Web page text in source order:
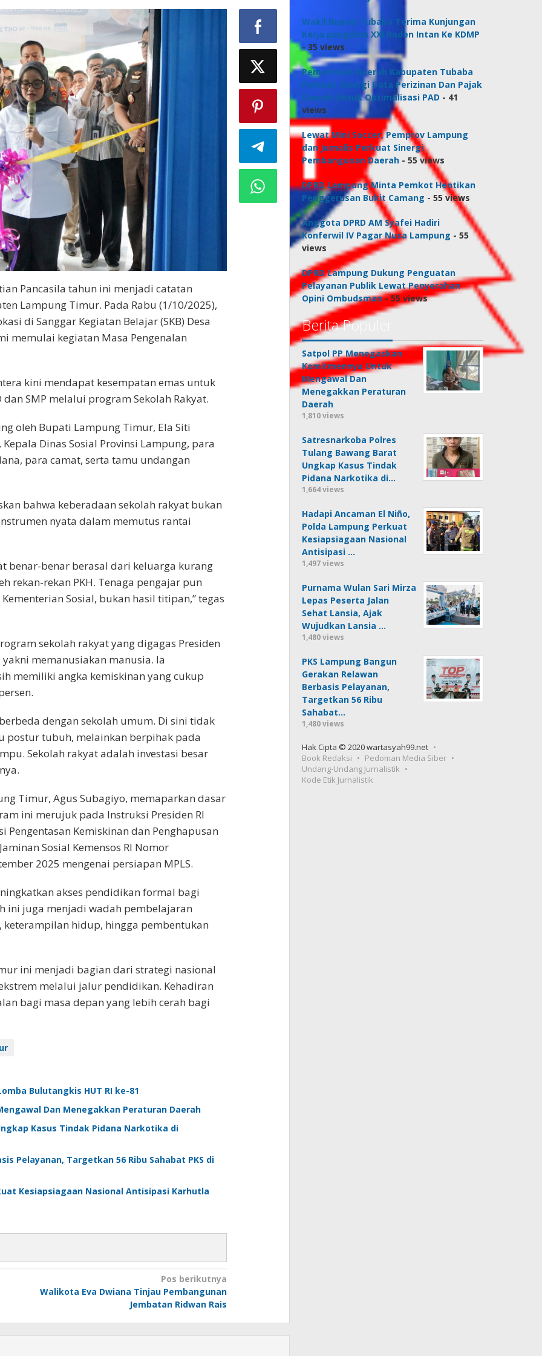
Pancasila tahun ini menjadi catatan
Lampung Timur. Pada Rabu (1/10/2025),
di Sanggar Kegiatan Belajar (SKB) Desa
memulai kegiatan Masa Pengenalan
kini mendapat kesempatan emas untuk
SMP melalui program Sekolah Rakyat.
oleh Bupati Lampung Timur, Ela Siti
Dinas Sosial Provinsi Lampung, para
para camat, serta tamu undangan
bahwa keberadaan sekolah rakyat bukan
nyata dalam memutus rantai
benar-benar berasal dari keluarga kurang
rekan-rekan PKH. Tenaga pengajar pun
Sosial, bukan hasil titipan,” tegas
sekolah rakyat yang digagas Presiden
memanusiakan manusia. Ia
memiliki angka kemiskinan yang cukup
dengan sekolah umum. Di sini tidak
postur tubuh, melainkan berpihak pada
Sekolah rakyat adalah investasi besar
Timur, Agus Subagiyo, memaparkan dasar
ini merujuk pada Instruksi Presiden RI
Kemiskinan dan Penghapusan
Sosial Kemensos RI Nomor
2025 mengenai persiapan MPLS.
akses pendidikan formal bagi
ini juga menjadi wadah pembelajaran
hidup, hingga pembentukan
ini menjadi bagian dari strategi nasional
melalui jalur pendidikan. Kehadiran
bagi masa depan yang lebih cerah bagi
Bulutangkis HUT RI ke-81
Dan Menegakkan Peraturan Daerah
Kasus Tindak Pidana Narkotika di
Pelayanan, Targetkan 56 Ribu Sahabat PKS di
Kesiapsiagaan Nasional Antisipasi Karhutla
Pos berikutnya
Walikota Eva Dwiana Tinjau Pembangunan
Jembatan Ridwan Rais
Wakil Bupati Tubaba Terima Kunjungan
Kerja pangdam XXI Raden Intan Ke KDMP
- 35 views
Pemerintah Daerah Kabupaten Tubaba
Perkuat Sinergi Data Perizinan Dan Pajak
Daerah Untuk Optimalisasi PAD - 41
views
Lewat Mini Soccer, Pemprov Lampung
dan Jurnalis Perkuat Sinergi
Pembangunan Daerah - 55 views
DPRD Lampung Minta Pemkot Hentikan
Penggerusan Bukit Camang - 55 views
Anggota DPRD AM Syafei Hadiri
Konferwil IV Pagar Nusa Lampung - 55
views
DPRD Lampung Dukung Penguatan
Pelayanan Publik Lewat Penyerahan
Opini Ombudsman- 55 views
Berita Populer
Satpol PP Menegaskan
Komitmennya Untuk
Mengawal Dan
Menegakkan Peraturan
Daerah
1,810 views
Satresnarkoba Polres
Tulang Bawang Barat
Ungkap Kasus Tindak
Pidana Narkotika di…
1,664 views
Hadapi Ancaman El Niño,
Polda Lampung Perkuat
Kesiapsiagaan Nasional
Antisipasi …
1,497 views
Purnama Wulan Sari Mirza
Lepas Peserta Jalan
Sehat Lansia, Ajak
Wujudkan Lansia …
1,480 views
PKS Lampung Bangun
Gerakan Relawan
Berbasis Pelayanan,
Targetkan 56 Ribu
Sahabat…
1,480 views
Hak Cipta © 2020 wartasyah99.net
Book Redaksi
Pedoman Media Siber
Undang-Undang Jurnalistik
Kode Etik Jurnalistik